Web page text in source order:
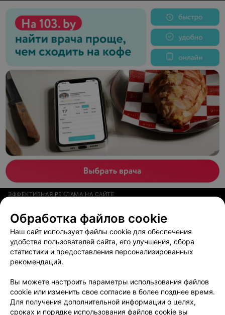
ЭФФЕКТИВНАЯ РЕКЛАМА НА САЙТЕ
БЮРО ПЕРЕВОДОВ
ЭКОПРЕСС
Минск, ул.Чичерина, 21 Выходной
ПЕРЕВОДЧЕСКИЕ УСЛУГИ
Обработка файлов cookie
Наш сайт использует файлы cookie для обеспечения
удобства пользователей сайта, его улучшения, сбора
статистики и предоставления персонализированных
рекомендаций.
Вы можете настроить параметры использования файлов
cookie или изменить свое согласие в более позднее время.
Для получения дополнительной информации о целях,
сроках и порядке использования файлов cookie вы